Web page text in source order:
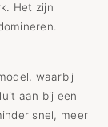
Het zijn
waarbij
aan bij een
snel, meer